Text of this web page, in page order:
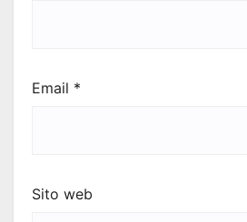
Email *
Sito web